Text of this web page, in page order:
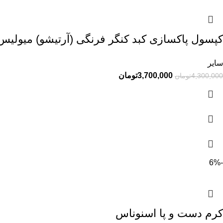
کپسول پاکسازی کبد کنگر فرنگی (آرتیشو) میولیس 60
سایر
4,300,000تومان 3,700,000تومان
-6%
کرم دست و پا اسنوناس